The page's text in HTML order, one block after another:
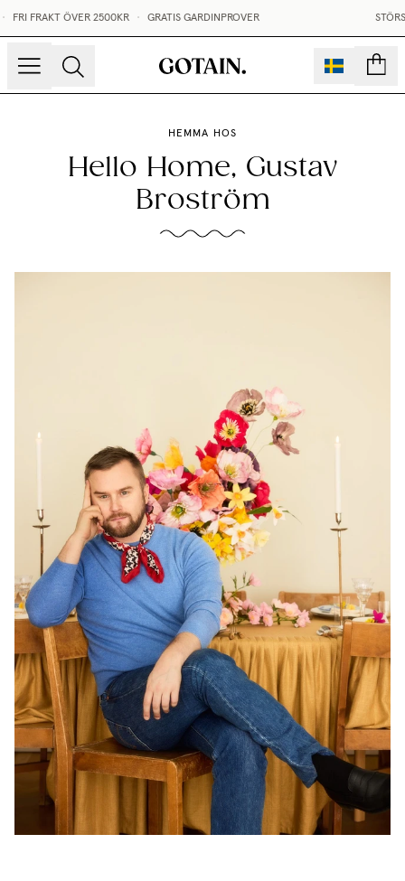
FRAKT ÖVER 2500KR • GRATIS GARDINPROVER STÖRST I
HEMMA HOS
Hello Home, Gustav
Broström